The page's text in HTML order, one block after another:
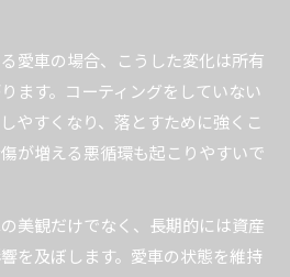
愛車の場合、こうした変化は所有
ます。コーティングをしていない
やすくなり、落とすために強くこ
が増える悪循環も起こりやすいで
美観だけでなく、長期的には資産
を及ぼします。愛車の状態を維持